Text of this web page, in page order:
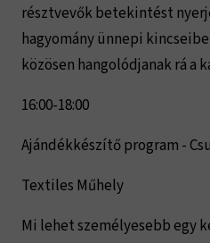
résztvevők betekintést
hagyomány ünnepi
közösen hangolódjanak rá a
16:00-18:00
Ajándékkészítő program -
Textiles Műhely
Mi lehet személyesebb egy